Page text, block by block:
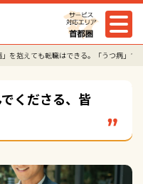
」を抱えても転職はできる。「うつ病」で
くださる、皆